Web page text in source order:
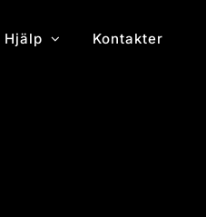
Hjälp Kontakter